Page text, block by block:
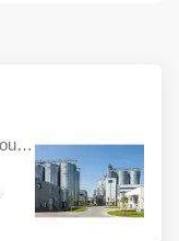
Mise en place d'une usine d'aliments pour débutants : Guide étape par étape